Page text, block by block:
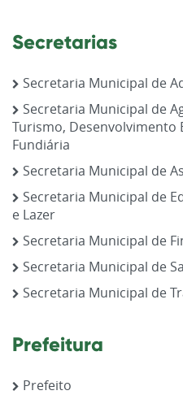
Secretarias
Secretaria Municipal de
Secretaria Municipal de
Turismo, Desenvolvimento
Fundiária
Secretaria Municipal de
Secretaria Municipal de
e Lazer
Secretaria Municipal de
Secretaria Municipal de
Secretaria Municipal de
Prefeitura
Prefeito